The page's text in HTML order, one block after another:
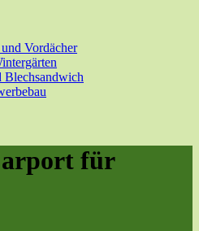
Vordächer
Blechsandwich
für